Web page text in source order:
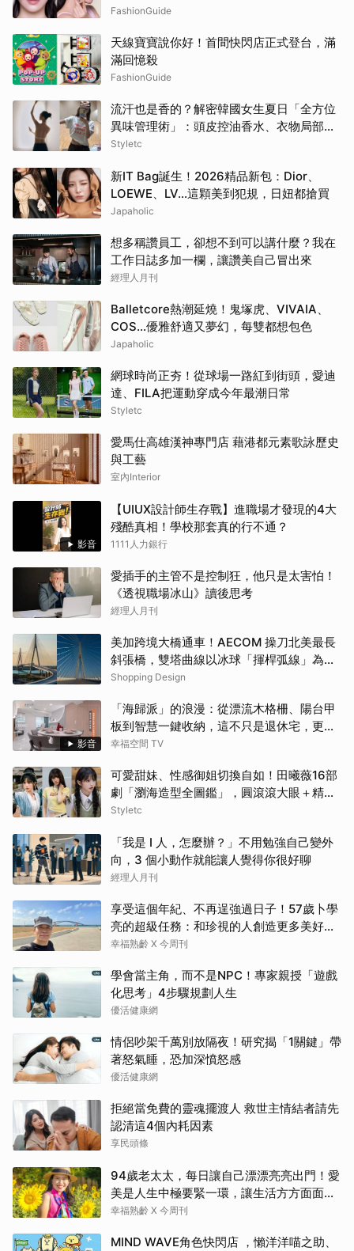
FashionGuide
天線寶寶說你好！首間快閃店正式登台，滿
滿回憶殺
FashionGuide
流汗也是香的？解密韓國女生夏日「全方位
異味管理術」：頭皮控油香水、衣物局部消
臭，打造自帶母胎偽體香
Styletc
新IT Bag誕生！2026精品新包：Dior、
LOEWE、LV…這顆美到犯規，日妞都搶買
Japaholic
想多稱讚員工，卻想不到可以講什麼？我在
工作日誌多加一欄，讓讚美自己冒出來
經理人月刊
Balletcore熱潮延燒！鬼塚虎、VIVAIA、
COS…優雅舒適又夢幻，每雙都想包色
Japaholic
網球時尚正夯！從球場一路紅到街頭，愛迪
達、FILA把運動穿成今年最潮日常
Styletc
愛馬仕高雄漢神專門店 藉港都元素歌詠歷史
與工藝
室內Interior
影音
【UIUX設計師生存戰】進職場才發現的4大
殘酷真相！學校那套真的行不通？
1111人力銀行
愛插手的主管不是控制狂，他只是太害怕！
《透視職場冰山》讀後思考
經理人月刊
美加跨境大橋通車！AECOM 操刀北美最長
斜張橋，雙塔曲線以冰球「揮桿弧線」為靈
感
Shopping Design
影音
「海歸派」的浪漫：從漂流木格柵、陽台甲
板到智慧一鍵收納，這不只是退休宅，更是
遊子的心靈港灣！！
幸福空間 TV
可愛甜妹、性感御姐切換自如！田曦薇16部
劇「瀏海造型全圖鑑」，圓滾滾大眼＋精緻
小臉比例太完美
Styletc
「我是 I 人，怎麼辦？」不用勉強自己變外
向，3 個小動作就能讓人覺得你很好聊
經理人月刊
享受這個年紀、不再逞強過日子！57歲卜學
亮的超級任務：和珍視的人創造更多美好記
憶
幸福熟齡 X 今周刊
學會當主角，而不是NPC！專家親授「遊戲
化思考」4步驟規劃人生
優活健康網
情侶吵架千萬別放隔夜！研究揭「1關鍵」帶
著怒氣睡，恐加深憤怒感
優活健康網
拒絕當免費的靈魂擺渡人 救世主情結者請先
認清這4個內耗因素
享民頭條
94歲老太太，每日讓自己漂漂亮亮出門！愛
美是人生中極要緊一環，讓生活方方面面，
更加豐富有樂趣
幸福熟齡 X 今周刊
MIND WAVE角色快閃店 ，懶洋洋喵之助、